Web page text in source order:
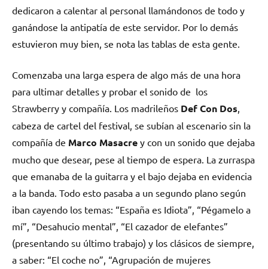
dedicaron a calentar al personal llamándonos de todo y
ganándose la antipatía de este servidor. Por lo demás
estuvieron muy bien, se nota las tablas de esta gente.
Comenzaba una larga espera de algo más de una hora
para ultimar detalles y probar el sonido de los
Strawberry y compañía. Los madrileños Def Con Dos
cabeza de cartel del festival, se subían al escenario sin la
compañía de Marco Masacre y con un sonido que dejaba
mucho que desear, pese al tiempo de espera. La zurraspa
que emanaba de la guitarra y el bajo dejaba en evidencia
a la banda. Todo esto pasaba a un segundo plano según
iban cayendo los temas: “España es Idiota”, “Pégamelo a
mí”, “Desahucio mental”, “El cazador de elefantes”
(presentando su último trabajo) y los clásicos de siempre,
a saber: “El coche no”, “Agrupación de mujeres